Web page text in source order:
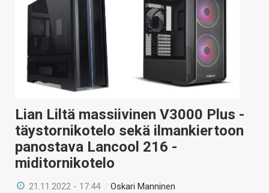
Lian Liltä massiivinen V3000 Plus -
täystornikotelo sekä ilmankiertoon
panostava Lancool 216 -
miditornikotelo
21.11.2022 - 17:44 /Oskari Manninen